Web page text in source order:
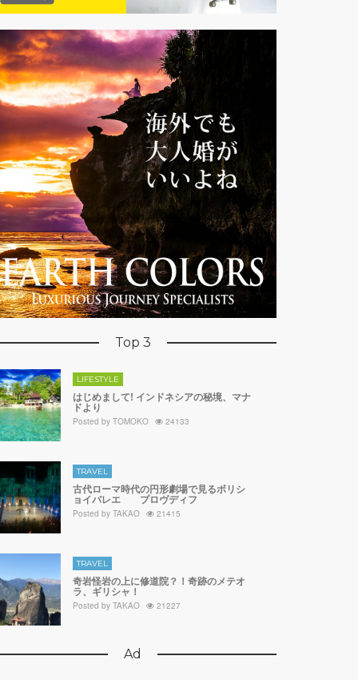
Top 3
LIFESTYLE
はじめまして! インドネシアの秘境、マナ
ドより
Posted by TOMOKO 24133
TRAVEL
古代ローマ時代の円形劇場で見るボリシ
ョイバレエ プロヴディフ
Posted by TAKAO 21415
TRAVEL
奇岩怪岩の上に修道院？！奇跡のメテオ
ラ、ギリシャ！
Posted by TAKAO 21227
Ad